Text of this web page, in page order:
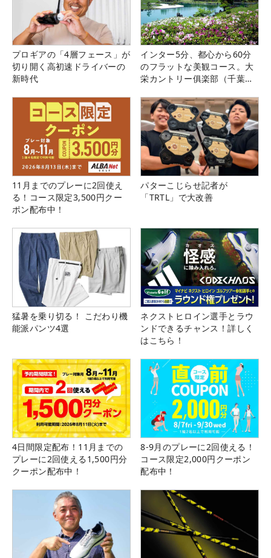
プロギアの「4層フェース」が
切り開く高初速ドライバーの
新時代
インター5分、都心から60分
のフラットな美観コース。大
栄カントリー俱楽部（千葉
11月までのプレーに2回使え
る！コース限定3,500円クー
ポン配布中！
パターこじらせ記者が
「TRTL」で大改善
猛暑を乗り切る！ こだわり機
能派パンツ4選
ネクストヒロイン選手とラウ
ンドできるチャンス！詳しく
はこちら！
4日間限定配布！11月までの
プレーに2回使える1,500円分
クーポン配布中！
8-9月のプレーに2回使える！
コース限定2,000円クーポン
配布中！